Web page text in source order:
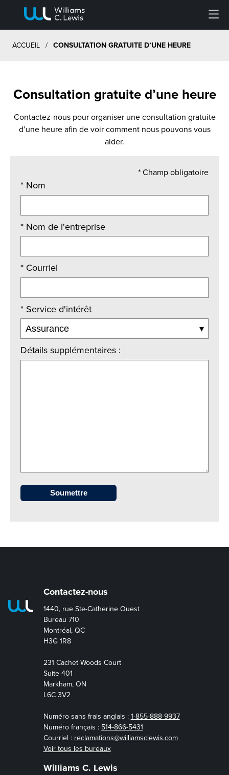
ACCUEIL / CONSULTATION GRATUITE D’UNE HEURE
Consultation gratuite d’une heure
Contactez-nous pour organiser une consultation gratuite
d’une heure afin de voir comment nous pouvons vous
aider.
* Champ obligatoire
* Nom
* Nom de l'entreprise
* Courriel
* Service d'intérêt
Détails supplémentaires :
Contactez-nous
1440, rue Ste-Catherine Ouest
Bureau 710
Montréal, QC
H3G 1R8
231 Cachet Woods Court
Suite 401
Markham, ON
L6C 3V2
Numéro sans frais anglais : 1-855-888-9937
Numéro français : 514-866-5431
Courriel : reclamations@williamsclewis.com
Voir tous les bureaux
Williams C. Lewis